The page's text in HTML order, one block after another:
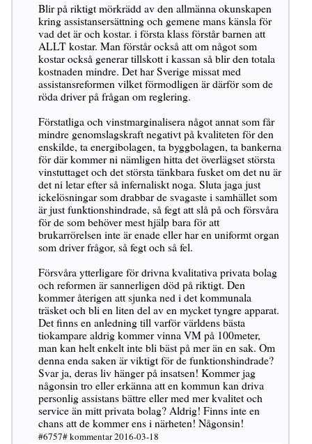
Blir på riktigt mörkrädd av den allmänna okunskapen
kring assistansersättning och gemene mans känsla för
vad det är och kostar. i första klass förstår barnen att
ALLT kostar. Man förstår också att om något som
kostar också generar tillskott i kassan så blir den totala
kostnaden mindre. Det har Sverige missat med
assistansreformen vilket förmodligen är därför som de
röda driver på frågan om reglering.
Förstatliga och vinstmarginalisera något annat som får
mindre genomslagskraft negativt på kvaliteten för den
enskilde, ta energibolagen, ta byggbolagen, ta bankerna
för där kommer ni nämligen hitta det överlägset största
vinstuttaget och det största tänkbara fusket om det nu är
det ni letar efter så infernaliskt noga. Sluta jaga just
ickelösningar som drabbar de svagaste i samhället som
är just funktionshindrade, så fegt att slå på och försvåra
för de som behöver mest hjälp bara för att
brukarrörelsen inte är enade eller har en uniformt organ
som driver frågor, så fegt och så fel.
Försvåra ytterligare för drivna kvalitativa privata bolag
och reformen är sannerligen död på riktigt. Den
kommer återigen att sjunka ned i det kommunala
träsket och bli en liten del av en mycket tyngre apparat.
Det finns en anledning till varför världens bästa
tiokampare aldrig kommer vinna VM på 100meter,
man kan helt enkelt inte bli bäst på mer än en sak. Om
denna enda saken är viktigt för de funktionshindrade?
Svar ja, deras liv hänger på insatsen! Kommer jag
någonsin tro eller erkänna att en kommun kan driva
personlig assistans bättre eller med mer kvalitet och
service än mitt privata bolag? Aldrig! Finns inte en
chans att de kommer ens i närheten! Någonsin!
#6757# kommentar 2016-03-18